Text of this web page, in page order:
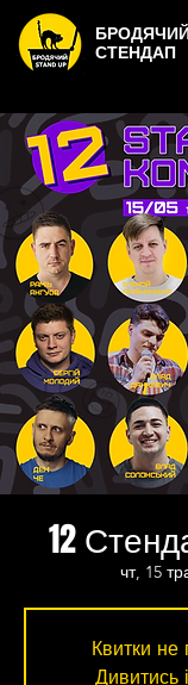
СТЕНДАП
12
чт, 15
Квитки не
Дивитись